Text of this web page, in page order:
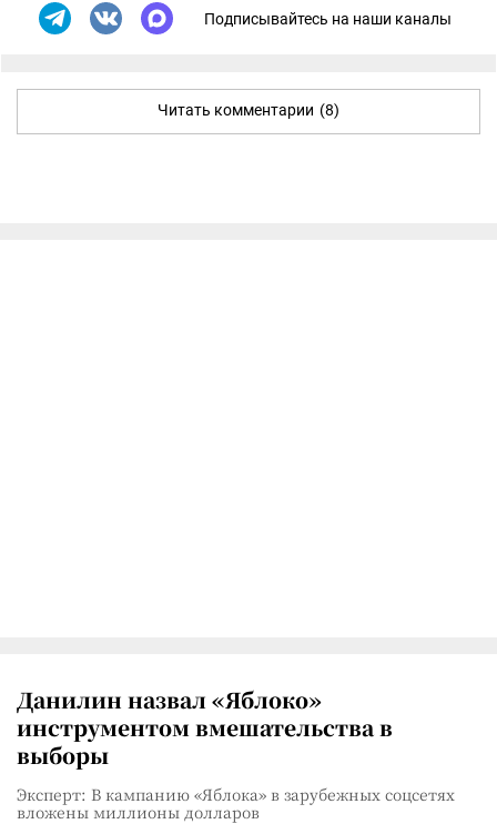
Подписывайтесь на наши каналы
Читать комментарии (8)
Данилин назвал «Яблоко»
инструментом вмешательства в
выборы
Эксперт: В кампанию «Яблока» в зарубежных соцсетях
вложены миллионы долларов